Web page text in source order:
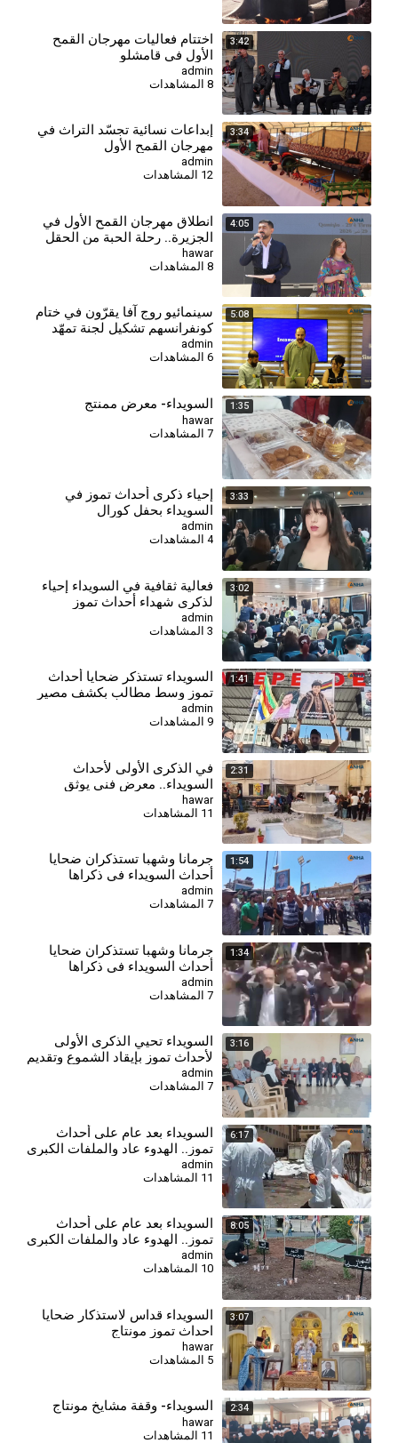
3:42
اختتام فعاليات مهرجان القمح
الأول في قامشلو
admin
8 المشاهدات
3:34
⁣إبداعات نسائية تجسّد التراث في
مهرجان القمح الأول
admin
12 المشاهدات
4:05
انطلاق مهرجان القمح الأول في
الجزيرة.. رحلة الحبة من الحقل
إلى المائدة
hawar
5:08
سينمائيو روج آفا يقرّون في ختام
كونفرانسهم تشكيل لجنة تمهّد
لإنشاء اتحاد يجمعهم
admin
6 المشاهدات
1:35 السويداء- معرض ممنتج
hawar
7 المشاهدات
3:33
⁣إحياء ذكرى أحداث تموز في
السويداء بحفل كورال
admin
4 المشاهدات
3:02
فعالية ثقافية في السويداء إحياء
لذكرى شهداء أحداث تموز
admin
3 المشاهدات
1:41
السويداء تستذكر ضحايا أحداث
تموز وسط مطالب بكشف مصير
المفقودين
admin
9 المشاهدات
2:31
في الذكرى الأولى لأحداث
السويداء.. معرض فني يوثق
مأساة المدنيين
hawar
11 المشاهدات
1:54
جرمانا وشهبا تستذكران ضحايا
أحداث السويداء في ذكراها
السنوية الأولى
admin
7 المشاهدات
1:34
جرمانا وشهبا تستذكران ضحايا
أحداث السويداء في ذكراها
السنوية الأولى
admin
7 المشاهدات
3:16
⁣السويداء تحيي الذكرى الأولى
لأحداث تموز بإيقاد الشموع وتقديم
واجب العزاء
admin
7 المشاهدات
6:17
السويداء بعد عام على أحداث
تموز.. الهدوء عاد والملفات الكبرى
ما تزال مفتوحة
admin
11 المشاهدات
8:05
⁣السويداء بعد عام على أحداث
تموز.. الهدوء عاد والملفات الكبرى
ما تزال مفتوحة
admin
10 المشاهدات
3:07
السويداء قداس لاستذكار ضحايا
احداث تموز مونتاج
hawar
5 المشاهدات
2:34 السويداء- وقفة مشايخ مونتاج
hawar
11 المشاهدات